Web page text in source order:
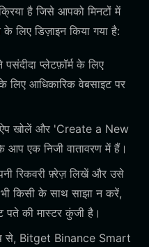
है जिसे आपको मिनटों में
लिए डिज़ाइन किया गया है:
प्लेटफ़ॉर्म के लिए
लिए आधिकारिक वेबसाइट पर
ऐप खोलें और 'Create a New
एक निजी वातावरण में हैं।
रिकवरी फ़्रेज़ लिखें और उसे
किसी के साथ साझा न करें,
की मास्टर कुंजी है।
से, Bitget Binance Smart